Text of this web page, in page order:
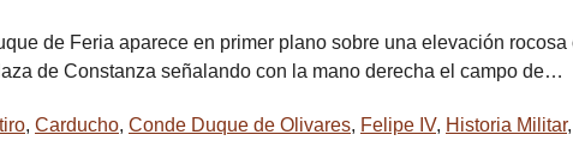
de Feria aparece en primer plano sobre una elevación
de Constanza señalando con la mano derecha el campo de…
, Carducho, Conde Duque de Olivares, Felipe IV, Historia Militar,